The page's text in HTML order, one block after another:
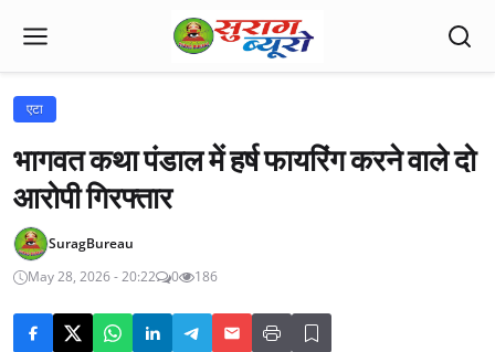
एटा
भागवत कथा पंडाल में हर्ष फायरिंग करने वाले दो
आरोपी गिरफ्तार
SuragBureau
May 28, 2026 - 20:22
0 186